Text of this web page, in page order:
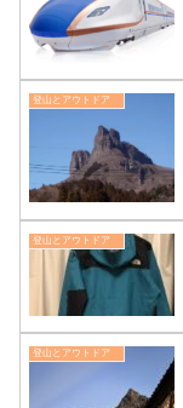
登山とアウトドア
登山とアウトドア
登山とアウトドア